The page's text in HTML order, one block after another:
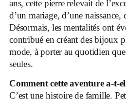
ans, cette pierre relevait de
d’un mariage, d’une
Désormais, les mentalités ont
contribué en créant des bijoux
mode, à porter au quotidien que
seules.
Comment cette aventure a-t-
C’est une histoire de famille.